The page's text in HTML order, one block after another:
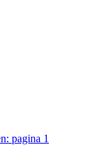
pagina 1